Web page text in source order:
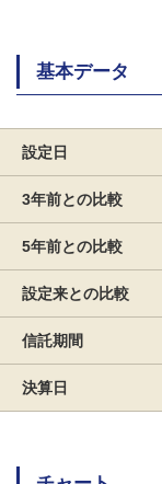
基本データ
設定日
3年前との比較
5年前との比較
設定来との比較
信託期間
決算日